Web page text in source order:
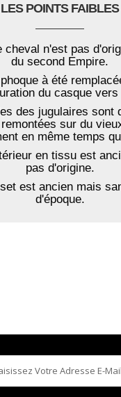
LES POINTS FAIBLES
cheval n'est pas
du second Empire.
à été
du casque vers
des jugulaires sont
sur du
en même temps
en tissu est
pas d'origine.
est ancien mais
d'époque.